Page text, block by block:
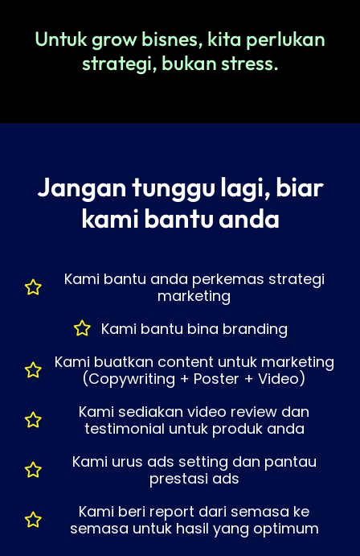
Untuk grow bisnes, kita perlukan
strategi, bukan stress.
Jangan tunggu lagi, biar
kami bantu anda
Kami bantu anda perkemas strategi
marketing
Kami bantu bina branding
Kami buatkan content untuk marketing
(Copywriting + Poster + Video)
Kami sediakan video review dan
testimonial untuk produk anda
Kami urus ads setting dan pantau
prestasi ads
Kami beri report dari semasa ke
semasa untuk hasil yang optimum